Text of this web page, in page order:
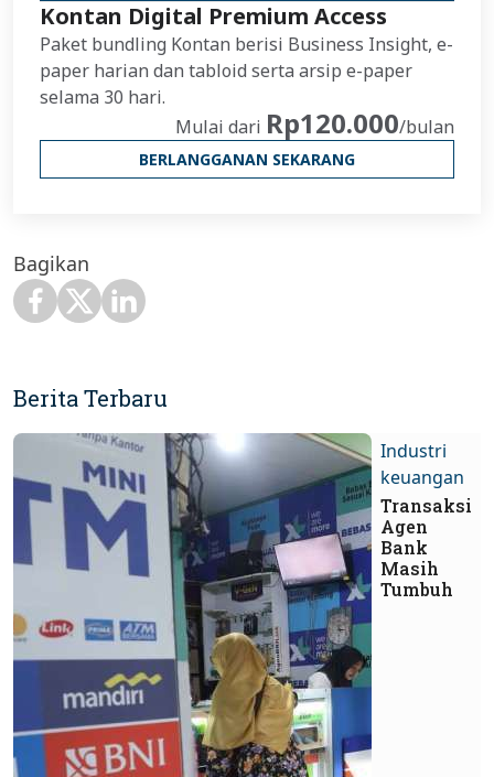
Kontan Digital Premium Access
Paket bundling Kontan berisi Business Insight, e-
paper harian dan tabloid serta arsip e-paper
selama 30 hari.
Mulai dari Rp120.000/bulan
BERLANGGANAN SEKARANG
Bagikan
Berita Terbaru
Industri
keuangan
Transaksi
Agen
Bank
Masih
Tumbuh